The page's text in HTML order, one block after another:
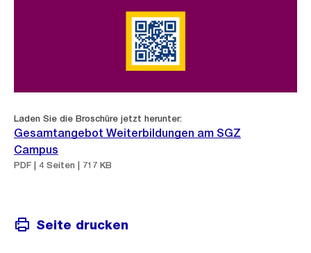
Laden Sie die Broschüre jetzt herunter:
Gesamtangebot Weiterbildungen am SGZ
Campus
PDF | 4 Seiten | 717 KB
Seite drucken